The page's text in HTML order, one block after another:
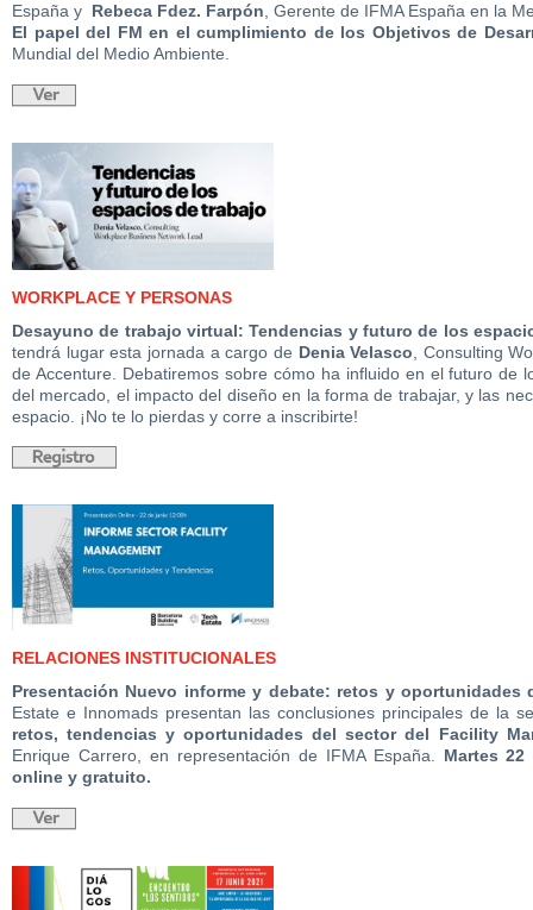
España y Rebeca Fdez. Farpón , Gerente de IFMA España en la
El papel del FM en el cumplimiento de los Objetivos de
Mundial del Medio Ambiente.
WORKPLACE Y PERSONAS
Desayuno de trabajo virtual: Tendencias y futuro de los
tendrá lugar esta jornada a cargo de Denia Velasco , Consulting
de Accenture. Debatiremos sobre cómo ha influido en el futuro de
del mercado, el impacto del diseño en la forma de trabajar, y las
espacio. ¡No te lo pierdas y corre a inscribirte!
RELACIONES INSTITUCIONALES
Presentación Nuevo informe y debate: retos y oportunidades
Estate e Innomads presentan las conclusiones principales de la
retos, tendencias y oportunidades del sector del Facility
Enrique Carrero, en representación de IFMA España. Martes
online y gratuito.